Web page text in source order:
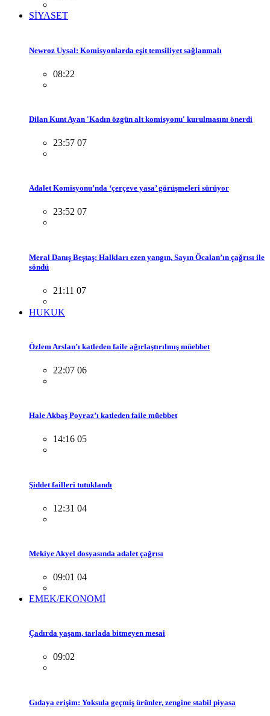
SİYASET
Newroz Uysal: Komisyonlarda eşit temsiliyet sağlanmalı
08:22
Dilan Kunt Ayan 'Kadın özgün alt komisyonu' kurulmasını önerdi
23:57 07
Adalet Komisyonu’nda ‘çerçeve yasa’ görüşmeleri sürüyor
23:52 07
Meral Danış Beştaş: Halkları ezen yangın, Sayın Öcalan’ın çağrısı ile
söndü
21:11 07
HUKUK
Özlem Arslan’ı katleden faile ağırlaştırılmış müebbet
22:07 06
Hale Akbaş Poyraz’ı katleden faile müebbet
14:16 05
Şiddet failleri tutuklandı
12:31 04
Mekiye Akyel dosyasında adalet çağrısı
09:01 04
EMEK/EKONOMİ
Çadırda yaşam, tarlada bitmeyen mesai
09:02
Gıdaya erişim: Yoksula geçmiş ürünler, zengine stabil piyasa